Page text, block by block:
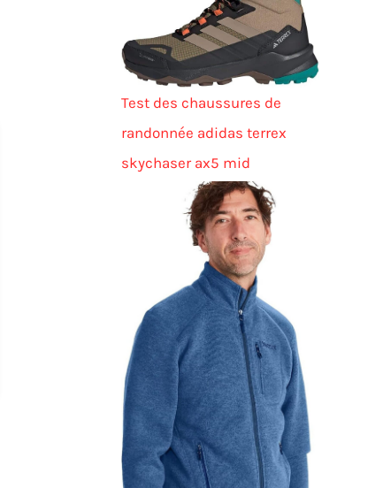
Test des chaussures de
randonnée adidas terrex
skychaser ax5 mid